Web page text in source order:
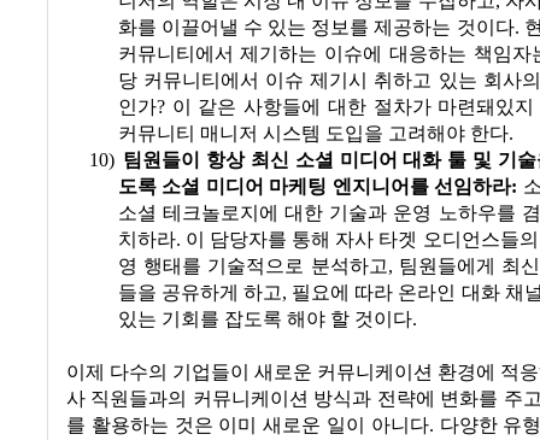
화를 이끌어낼 수 있는 정보를 제공하는 것이다.
커뮤니티에서 제기하는 이슈에 대응하는 책임자
당 커뮤니티에서 이슈 제기시 취하고 있는 회사
인가? 이 같은 사항들에 대한 절차가 마련돼있지
커뮤니티 매니저 시스템 도입을 고려해야 한다.
10) 팀원들이 항상 최신 소셜 미디어 대화 툴 및 기
도록 소셜 미디어 마케팅 엔지니어를 선임하라:
소셜 테크놀로지에 대한 기술과 운영 노하우를
치하라. 이 담당자를 통해 자사 타겟 오디언스들
영 행태를 기술적으로 분석하고, 팀원들에게 최
들을 공유하게 하고, 필요에 따라 온라인 대화 채
있는 기회를 잡도록 해야 할 것이다.
이제 다수의 기업들이 새로운 커뮤니케이션 환경에 적
사 직원들과의 커뮤니케이션 방식과 전략에 변화를 주
를 활용하는 것은 이미 새로운 일이 아니다. 다양한 유